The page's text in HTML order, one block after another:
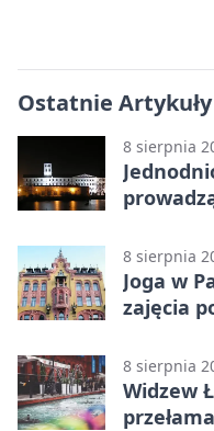
Ostatnie Artykuły
8 sierpnia
8 sierpnia
Joga w
zajęcia
8 sierpnia
Widzew